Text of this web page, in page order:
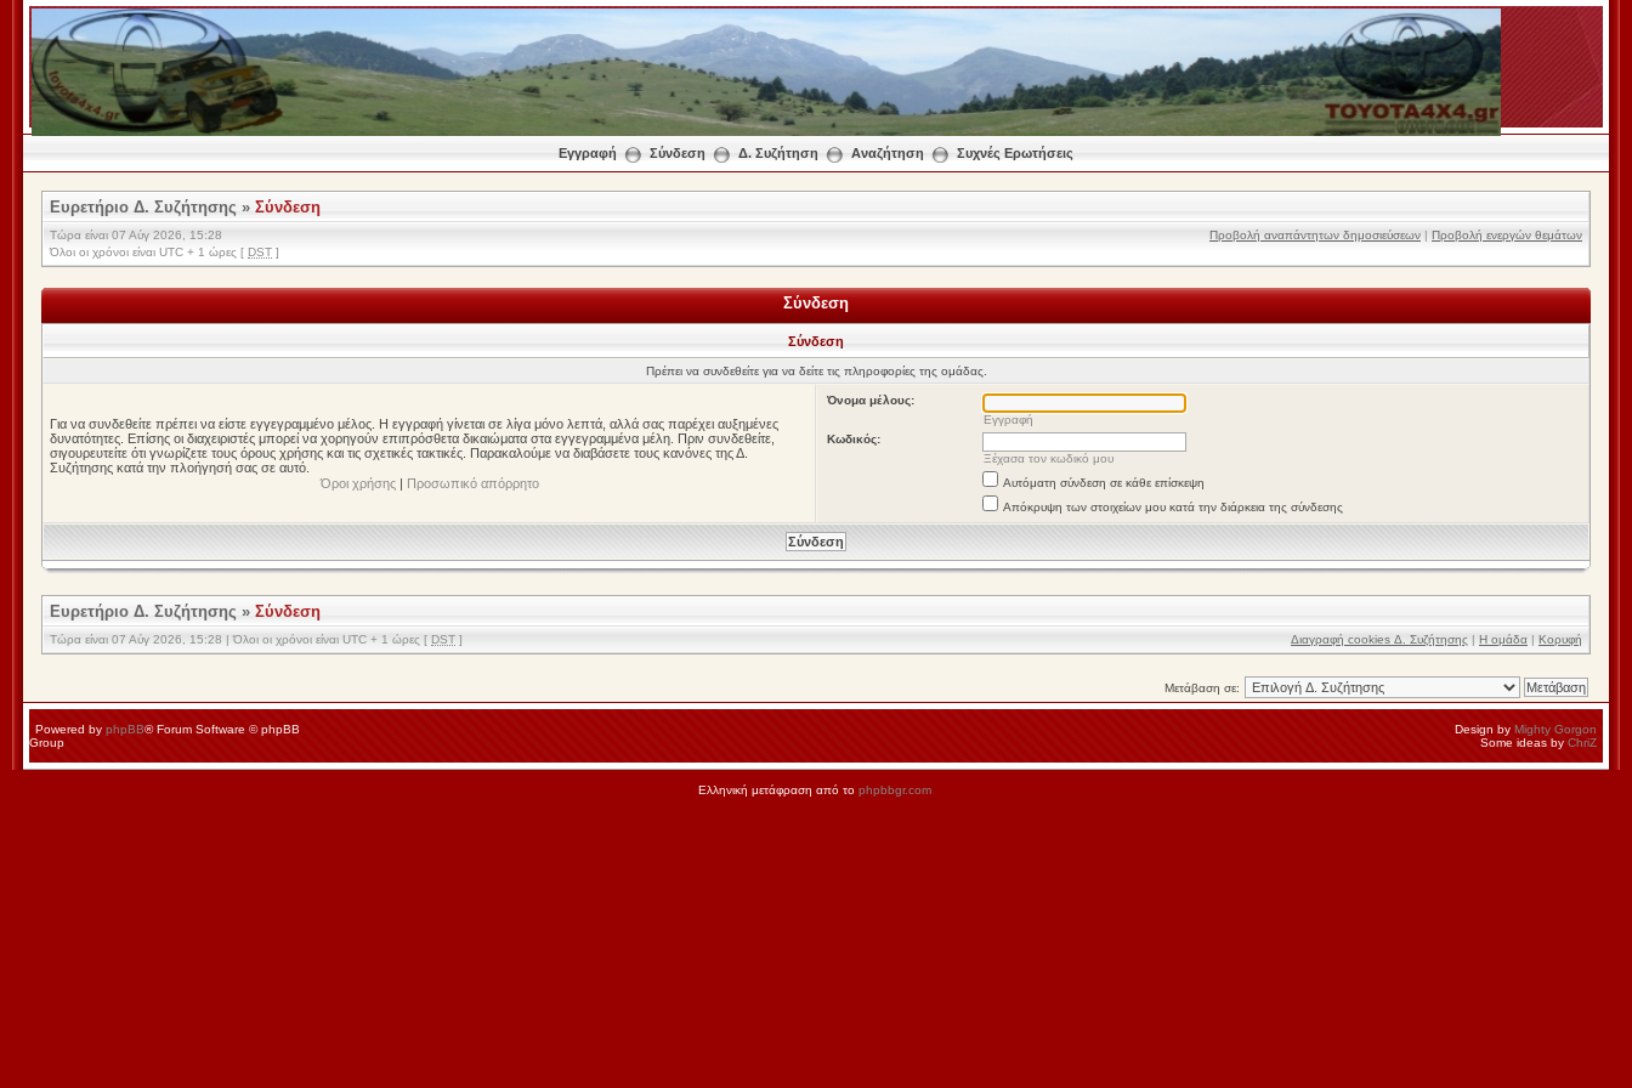
Εγγραφή Σύνδεση Δ. Συζήτηση Αναζήτηση Συχνές Ερωτήσεις
Ευρετήριο Δ. Συζήτησης » Σύνδεση
Τώρα είναι 07 Αύγ 2026, 15:28
Όλοι οι χρόνοι είναι UTC + 1 ώρες [ DST ]
Προβολή αναπάντητων δημοσιεύσεων | Προβολή ενεργών θεμάτων
Σύνδεση
Σύνδεση
Πρέπει να συνδεθείτε για να δείτε τις πληροφορίες της ομάδας.
Για να συνδεθείτε πρέπει να είστε εγγεγραμμένο μέλος. Η εγγραφή γίνεται σε λίγα μόνο λεπτά, αλλά σας παρέχει αυξημένες
δυνατότητες. Επίσης οι διαχειριστές μπορεί να χορηγούν επιπρόσθετα δικαιώματα στα εγγεγραμμένα μέλη. Πριν συνδεθείτε,
σιγουρευτείτε ότι γνωρίζετε τους όρους χρήσης και τις σχετικές τακτικές. Παρακαλούμε να διαβάσετε τους κανόνες της Δ.
Συζήτησης κατά την πλοήγησή σας σε αυτό.
Όροι χρήσης| Προσωπικό απόρρητο
Όνομα μέλους:
Εγγραφή
Κωδικός:
Ξέχασα τον κωδικό μου
Αυτόματη σύνδεση σε κάθε επίσκεψη
Απόκρυψη των στοιχείων μου κατά την διάρκεια της σύνδεσης
Ευρετήριο Δ. Συζήτησης » Σύνδεση
Τώρα είναι 07 Αύγ 2026, 15:28 | Όλοι οι χρόνοι είναι UTC + 1 ώρες [ DST ] Διαγραφή cookies Δ. Συζήτησης | Η ομάδα | Κορυφή
Μετάβαση σε:
Powered by phpBB® Forum Software © phpBB
Group
Design by Mighty Gorgon
Some ideas by ChriZ
Ελληνική μετάφραση από το phpbbgr.com